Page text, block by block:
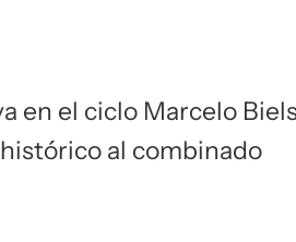
en el ciclo Marcelo
al combinado